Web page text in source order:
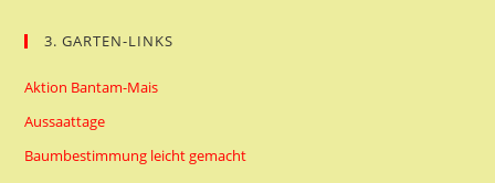
3. GARTEN-LINKS
Aktion Bantam-Mais
Aussaattage
Baumbestimmung leicht gemacht